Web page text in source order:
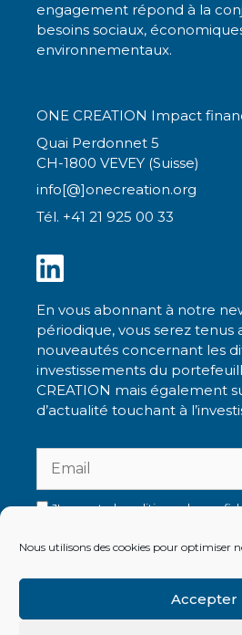
Nous utilisons des cookies pour optimiser
Accepter
engagement répond à la
besoins sociaux,
environnementaux.
ONE CREATION Impact
Quai Perdonnet 5
CH-1800 VEVEY (Suisse)
info[@]onecreation.org
Tél. +41 21 925 00 33
En vous abonnant à notre
périodique, vous serez tenus
nouveautés concernant les
investissements du
CREATION mais également
d’actualité touchant à
J'accepte la politique de
Lire les newsletters